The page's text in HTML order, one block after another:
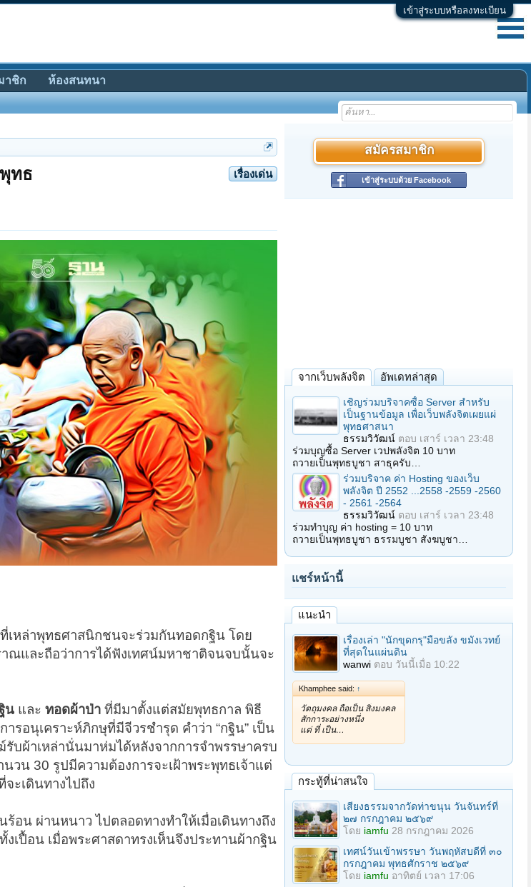
เข้าสู่ระบบหรือลงทะเบียน
เรื่องเด่น
ทธ
ที่เหล่าพุทธศาสนิกชนจะร่วมกันทอดกฐิน โดย
ณและถือว่าการได้ฟังเทศน์มหาชาติจนจบนั้นจะ
น และ ทอดผ้าป่า ที่มีมาตั้งแต่สมัยพุทธกาล พิธี
อนุเคราะห์ภิกษุที่มีจีวรชำรุด คำว่า “กฐิน” เป็น
บผ้าเหล่านั่นมาห่มได้หลังจากการจำพรรษาครบ
วน 30 รูปมีความต้องการจะเฝ้าพระพุทธเจ้าแต่
ะเดินทางไปถึง
อน ผ่านหนาว ไปตลอดทางทำให้เมื่อเดินทางถึง
ปื้อน เมื่อพระศาสดาทรงเห็นจึงประทานผ้ากฐิน
สมัครสมาชิก
เข้าสู่ระบบด้วย Facebook
จากเว็บพลังจิต อัพเดทล่าสุด
เชิญร่วมบริจาคซื้อ Server สำหรับ
เป็นฐานข้อมูล เพื่อเว็บพลังจิตเผยแผ่
พุทธศาสนา
ธรรมวิวัฒน์ ตอบ เสาร์ เวลา 23:48
ร่วมบุญซื้อ Server เวปพลังจิต 10 บาท
ถวายเป็นพุทธบูชา สาธุครับ…
ร่วมบริจาค ค่า Hosting ของเว็บ
พลังจิต ปี 2552 ...2558 -2559 -2560
- 2561 -2564
ธรรมวิวัฒน์ ตอบ เสาร์ เวลา 23:48
ร่วมทำบุญ ค่า hosting = 10 บาท
ถวายเป็นพุทธบูชา ธรรมบูชา สังฆบูชา…
แชร์หน้านี้
แนะนำ
เรื่องเล่า "นักขุดกรุ"มือขลัง ขมังเวทย์
ที่สุดในแผ่นดิน
wanwi ตอบ วันนี้เมื่อ 10:22
Khamphee said: ↑
วัตถุมงคล ถือเป็น สิ่งมงคล
สักการะอย่างหนึ่ง
แต่ ที่ เป็น…
กระทู้ที่น่าสนใจ
เสียงธรรมจากวัดท่าขนุน วันจันทร์ที่
๒๗ กรกฎาคม ๒๕๖๙
โดย iamfu 28 กรกฎาคม 2026
เทศน์วันเข้าพรรษา วันพฤหัสบดีที่ ๓๐
กรกฎาคม พุทธศักราช ๒๕๖๙
โดย iamfu อาทิตย์ เวลา 17:06
าชิก ห้องสนทนา